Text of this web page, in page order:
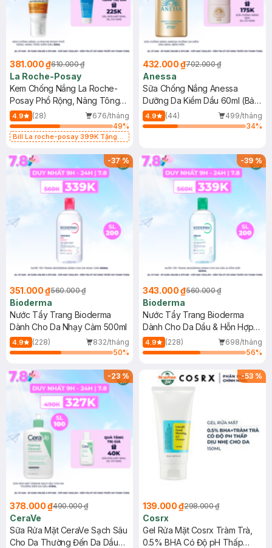
381.000 ₫610.000 ₫
La Roche-Posay
Kem Chống Nắng La Roche-
Posay Phổ Rộng, Nâng Tông
Kiềm Dầu 50ml
4.9 (28)
676/tháng
49%
Bill La roche-posay 399K Tặng
(SL có hạn)
432.000 ₫702.000 ₫
Anessa
Sữa Chống Nắng Anessa
Dưỡng Da Kiềm Dầu 60ml (Bản
Mới)
4.9 (44)
499/tháng
34%
-37%
351.000 ₫560.000 ₫
Bioderma
Nước Tẩy Trang Bioderma
Dành Cho Da Nhạy Cảm 500ml
4.9 (228)
832/tháng
50%
-39%
343.000 ₫560.000 ₫
Bioderma
Nước Tẩy Trang Bioderma
Dành Cho Da Dầu & Hỗn Hợp
500ml
4.9 (228)
698/tháng
56%
-23%
378.000 ₫490.000 ₫
CeraVe
Sữa Rửa Mặt CeraVe Sạch Sâu
Cho Da Thường Đến Da Dầu
-53 %
139.000 ₫298.000 ₫
Cosrx
Gel Rửa Mặt Cosrx Tràm Trà,
0.5% BHA Có Độ pH Thấp